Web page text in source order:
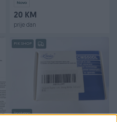
Novo
20 KM
prije dan
PIK SHOP
Dostupno